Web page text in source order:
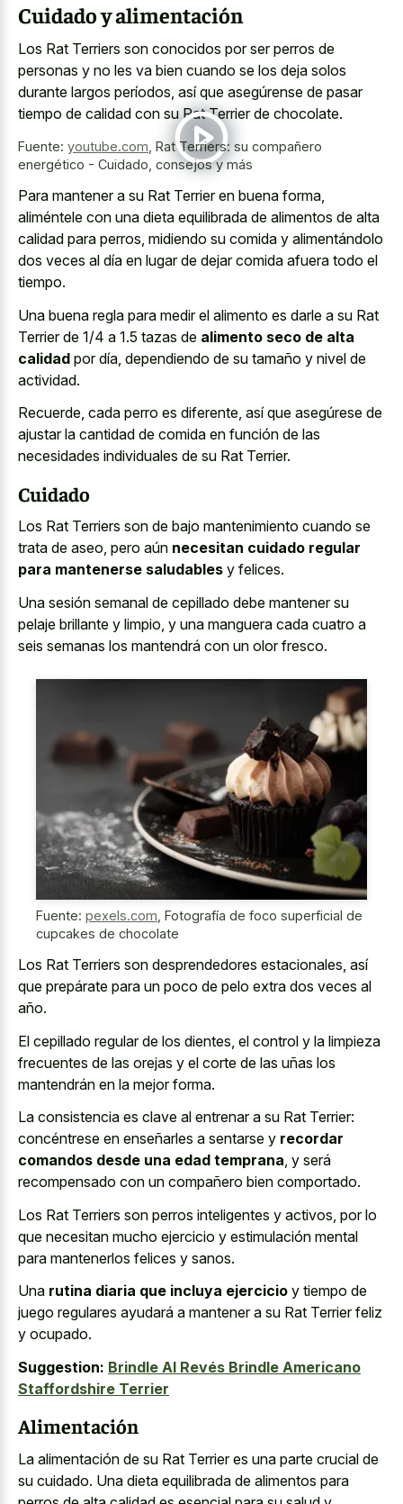
Cuidado y alimentación
Los Rat Terriers son conocidos por ser perros de
personas y no les va bien cuando se los deja solos
durante largos períodos, así que asegúrense de pasar
tiempo de calidad con su Rat Terrier de chocolate.
Fuente: youtube.com Rat Terriers: su compañero
energético - Cuidado, consejos y más
Para mantener a su Rat Terrier en buena forma,
aliméntele con una dieta equilibrada de alimentos de alta
calidad para perros, midiendo su comida y alimentándolo
dos veces al día en lugar de dejar comida afuera todo el
tiempo.
Una buena regla para medir el alimento es darle a su Rat
Terrier de 1/4 a 1.5 tazas de alimento seco de alta
calidad por día, dependiendo de su tamaño y nivel de
actividad.
Recuerde, cada perro es diferente, así que asegúrese de
ajustar la cantidad de comida en función de las
necesidades individuales de su Rat Terrier.
Cuidado
Los Rat Terriers son de bajo mantenimiento cuando se
trata de aseo, pero aún necesitan cuidado regular
para mantenerse saludables y felices.
Una sesión semanal de cepillado debe mantener su
pelaje brillante y limpio, y una manguera cada cuatro a
seis semanas los mantendrá con un olor fresco.
Fuente: pexels.com Fotografía de foco superficial de
cupcakes de chocolate
Los Rat Terriers son desprendedores estacionales, así
que prepárate para un poco de pelo extra dos veces al
año.
El cepillado regular de los dientes, el control y la limpieza
frecuentes de las orejas y el corte de las uñas los
mantendrán en la mejor forma.
La consistencia es clave al entrenar a su Rat Terrier:
concéntrese en enseñarles a sentarse y recordar
comandos desde una edad temprana, y será
recompensado con un compañero bien comportado.
Los Rat Terriers son perros inteligentes y activos, por lo
que necesitan mucho ejercicio y estimulación mental
para mantenerlos felices y sanos.
Una rutina diaria que incluya ejercicio y tiempo de
juego regulares ayudará a mantener a su Rat Terrier feliz
y ocupado.
Suggestion: Brindle Al Revés Brindle Americano
Staffordshire Terrier
Alimentación
La alimentación de su Rat Terrier es una parte crucial de
su cuidado. Una dieta equilibrada de alimentos para